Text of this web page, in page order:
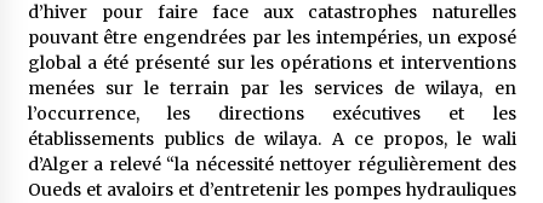
d’hiver pour faire face aux catastrophes naturelles
pouvant être engendrées par les intempéries, un exposé
global a été présenté sur les opérations et interventions
menées sur le terrain par les services de wilaya, en
l’occurrence, les directions exécutives et les
établissements publics de wilaya. A ce propos, le wali
d’Alger a relevé “la nécessité nettoyer régulièrement des
Oueds et avaloirs et d’entretenir les pompes hydrauliques